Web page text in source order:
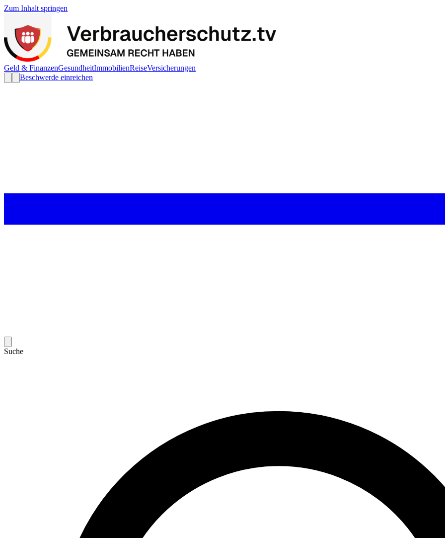
Zum Inhalt springen
Geld & FinanzenGesundheitImmobilienReiseVersicherungen
Beschwerde einreichen
Suche